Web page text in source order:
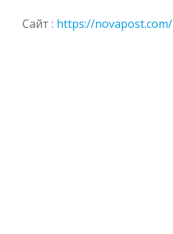
Сайт : https://novapost.com/